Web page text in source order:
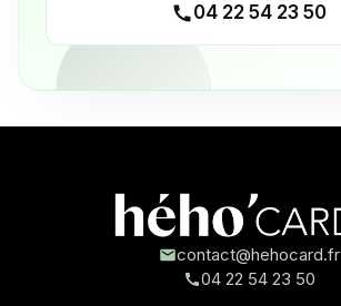
04 22 54 23 50
contact@hehocard.fr
04 22 54 23 50